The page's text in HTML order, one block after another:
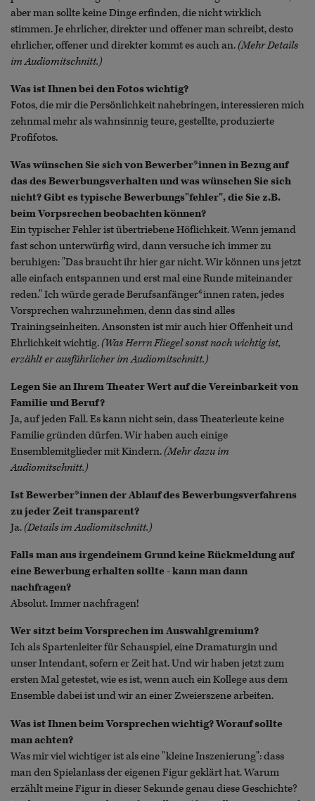
aber man sollte keine Dinge erfinden, die nicht wirklich
stimmen. Je ehrlicher, direkter und offener man schreibt, desto
ehrlicher, offener und direkter kommt es auch an. (Mehr Details
im Audiomitschnitt.)
Was ist Ihnen bei den Fotos wichtig?
Fotos, die mir die Persönlichkeit nahebringen, interessieren mich
zehnmal mehr als wahnsinnig teure, gestellte, produzierte
Profifotos.
Was wünschen Sie sich von Bewerber*innen in Bezug auf
das des Bewerbungsverhalten und was wünschen Sie sich
nicht? Gibt es typische Bewerbungs"fehler", die Sie z.B.
beim Vorpsrechen beobachten können?
Ein typischer Fehler ist übertriebene Höflichkeit. Wenn jemand
fast schon unterwürfig wird, dann versuche ich immer zu
beruhigen: "Das braucht ihr hier gar nicht. Wir können uns jetzt
alle einfach entspannen und erst mal eine Runde miteinander
reden." Ich würde gerade Berufsanfänger*innen raten, jedes
Vorsprechen wahrzunehmen, denn das sind alles
Trainingseinheiten. Ansonsten ist mir auch hier Offenheit und
Ehrlichkeit wichtig. (Was Herrn Fliegel sonst noch wichtig ist,
erzählt er ausführlicher im Audiomitschnitt.)
Legen Sie an Ihrem Theater Wert auf die Vereinbarkeit von
Familie und Beruf?
Ja, auf jeden Fall. Es kann nicht sein, dass Theaterleute keine
Familie gründen dürfen. Wir haben auch einige
Ensemblemitglieder mit Kindern. (Mehr dazu im
Audiomitschnitt.)
Ist Bewerber*innen der Ablauf des Bewerbungsverfahrens
zu jeder Zeit transparent?
Ja. (Details im Audiomitschnitt.)
Falls man aus irgendeinem Grund keine Rückmeldung auf
eine Bewerbung erhalten sollte - kann man dann
nachfragen?
Absolut. Immer nachfragen!
Wer sitzt beim Vorsprechen im Auswahlgremium?
Ich als Spartenleiter für Schauspiel, eine Dramaturgin und
unser Intendant, sofern er Zeit hat. Und wir haben jetzt zum
ersten Mal getestet, wie es ist, wenn auch ein Kollege aus dem
Ensemble dabei ist und wir an einer Zweierszene arbeiten.
Was ist Ihnen beim Vorsprechen wichtig? Worauf sollte
man achten?
Was mir viel wichtiger ist als eine "kleine Inszenierung": dass
man den Spielanlass der eigenen Figur geklärt hat. Warum
erzählt meine Figur in dieser Sekunde genau diese Geschichte?